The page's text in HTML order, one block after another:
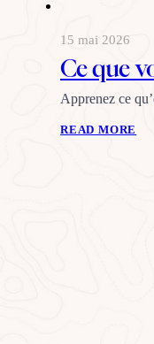
15 mai 2026
Ce que
Apprenez ce
READ MORE